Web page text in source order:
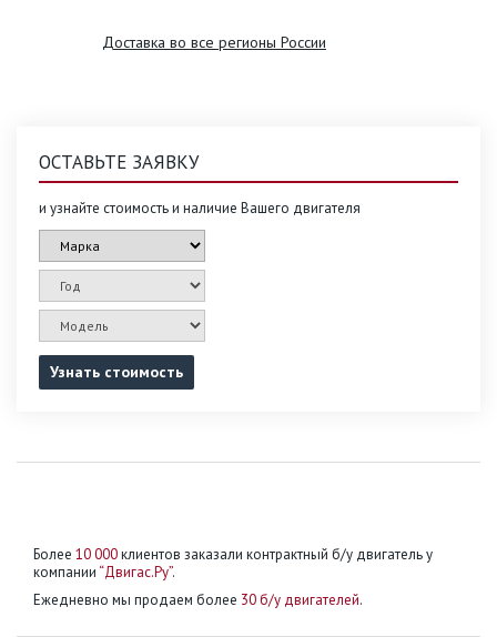
Доставка во все регионы России
ОСТАВЬТЕ ЗАЯВКУ
и узнайте стоимость и наличие Вашего двигателя
Узнать стоимость
Более 10 000клиентов заказали контрактный б/у двигатель у
компании “Двигас.Ру”.
Ежедневно мы продаем более 30 б/у двигателей.